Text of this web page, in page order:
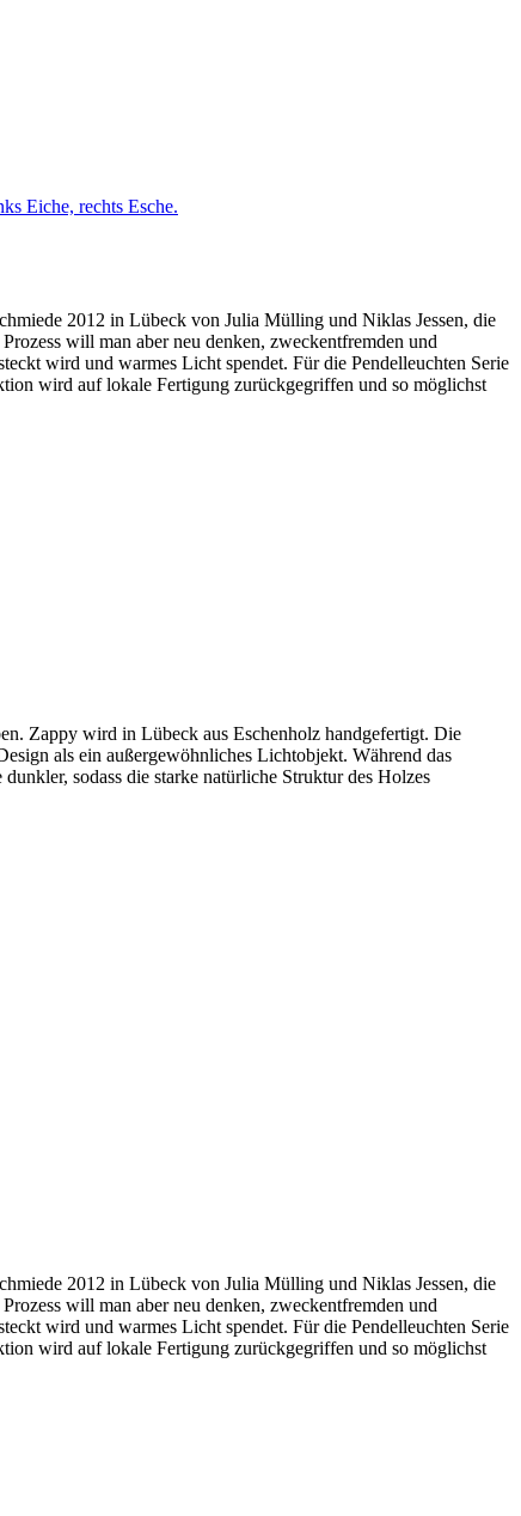
Eiche, rechts Esche.
2012 in Lübeck von Julia Mülling und Niklas Jessen, die
will man aber neu denken, zweckentfremden und
wird und warmes Licht spendet. Für die Pendelleuchten Serie
wird auf lokale Fertigung zurückgegriffen und so möglichst
Zappy wird in Lübeck aus Eschenholz handgefertigt. Die
als ein außergewöhnliches Lichtobjekt. Während das
sodass die starke natürliche Struktur des Holzes
2012 in Lübeck von Julia Mülling und Niklas Jessen, die
will man aber neu denken, zweckentfremden und
wird und warmes Licht spendet. Für die Pendelleuchten Serie
wird auf lokale Fertigung zurückgegriffen und so möglichst